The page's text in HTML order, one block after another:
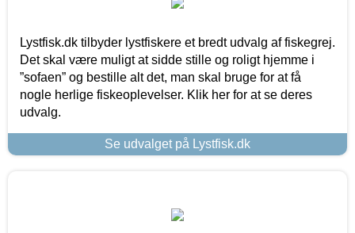
Lystfisk.dk tilbyder lystfiskere et bredt udvalg af fiskegrej.
Det skal være muligt at sidde stille og roligt hjemme i
”sofaen” og bestille alt det, man skal bruge for at få
nogle herlige fiskeoplevelser. Klik her for at se deres
udvalg.
Se udvalget på Lystfisk.dk